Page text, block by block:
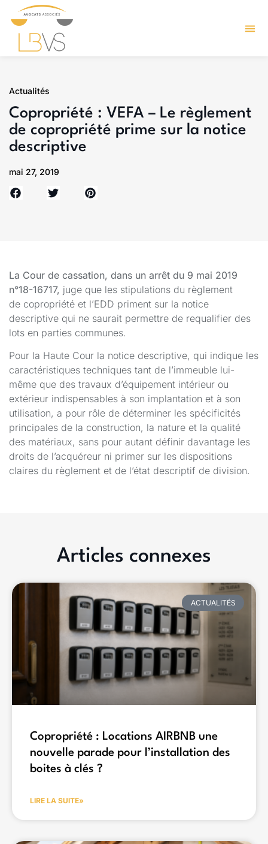
Actualités
Copropriété : VEFA – Le règlement
de copropriété prime sur la notice
descriptive
mai 27, 2019
La Cour de cassation, dans un arrêt du 9 mai 2019
n°18-16717, juge que les stipulations du règlement
de copropriété et l’EDD priment sur la notice
descriptive qui ne saurait permettre de requalifier des
lots en parties communes.
Pour la Haute Cour la notice descriptive, qui indique les
caractéristiques techniques tant de l’immeuble lui-
même que des travaux d’équipement intérieur ou
extérieur indispensables à son implantation et à son
utilisation, a pour rôle de déterminer les spécificités
principales de la construction, la nature et la qualité
des matériaux, sans pour autant définir davantage les
droits de l’acquéreur ni primer sur les dispositions
claires du règlement et de l’état descriptif de division.
Articles connexes
ACTUALITÉS
Copropriété : Locations AIRBNB une
nouvelle parade pour l’installation des
boites à clés ?
LIRE LA SUITE»